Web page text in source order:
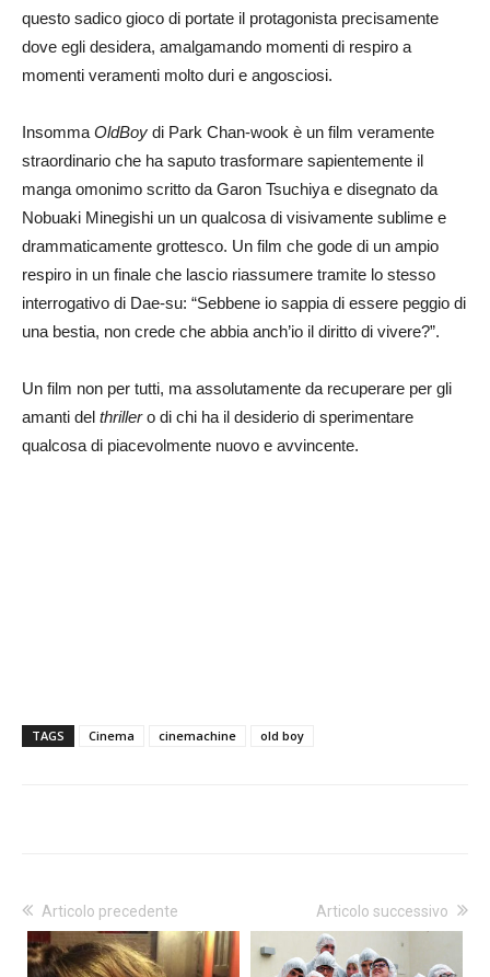
questo sadico gioco di portate il protagonista precisamente
dove egli desidera, amalgamando momenti di respiro a
momenti veramenti molto duri e angosciosi.
Insomma OldBoy di Park Chan-wook è un film veramente
straordinario che ha saputo trasformare sapientemente il
manga omonimo scritto da Garon Tsuchiya e disegnato da
Nobuaki Minegishi un un qualcosa di visivamente sublime e
drammaticamente grottesco. Un film che gode di un ampio
respiro in un finale che lascio riassumere tramite lo stesso
interrogativo di Dae-su: “Sebbene io sappia di essere peggio di
una bestia, non crede che abbia anch’io il diritto di vivere?”.
Un film non per tutti, ma assolutamente da recuperare per gli
amanti del thrillero di chi ha il desiderio di sperimentare
qualcosa di piacevolmente nuovo e avvincente.
TAGS Cinema cinemachine old boy
Articolo precedente Articolo successivo